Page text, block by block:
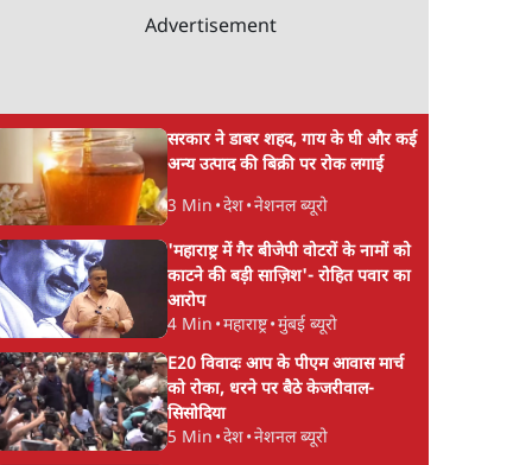
Advertisement
सरकार ने डाबर शहद, गाय के घी और कई
अन्य उत्पाद की बिक्री पर रोक लगाई
3 Min •देश•नेशनल ब्यूरो
'महाराष्ट्र में गैर बीजेपी वोटरों के नामों को
काटने की बड़ी साज़िश'- रोहित पवार का
आरोप
4 Min •महाराष्ट्र•मुंबई ब्यूरो
E20 विवादः आप के पीएम आवास मार्च
को रोका, धरने पर बैठे केजरीवाल-
सिसोदिया
5 Min •देश•नेशनल ब्यूरो